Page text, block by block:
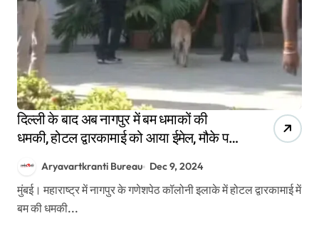
दिल्ली के बाद अब नागपुर में बम धमाकों की
धमकी, होटल द्वारकामाई को आया ईमेल, मौके पर
Aryavartkranti Bureau Dec 9, 2024
मुंबई। महाराष्ट्र में नागपुर के गणेशपेठ कॉलोनी इलाके में होटल द्वारकामाई में
बम की धमकी...